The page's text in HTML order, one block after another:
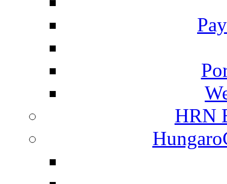
HRN